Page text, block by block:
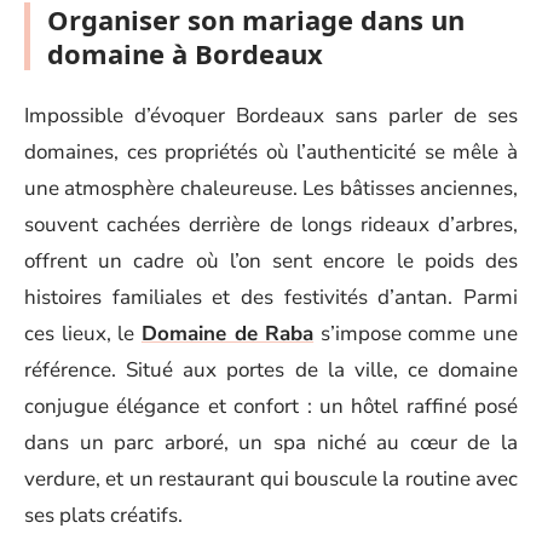
Organiser son mariage dans un
domaine à Bordeaux
Impossible d’évoquer Bordeaux sans parler de ses
domaines, ces propriétés où l’authenticité se mêle à
une atmosphère chaleureuse. Les bâtisses anciennes,
souvent cachées derrière de longs rideaux d’arbres,
offrent un cadre où l’on sent encore le poids des
histoires familiales et des festivités d’antan. Parmi
ces lieux, le Domaine de Raba s’impose comme une
référence. Situé aux portes de la ville, ce domaine
conjugue élégance et confort : un hôtel raffiné posé
dans un parc arboré, un spa niché au cœur de la
verdure, et un restaurant qui bouscule la routine avec
ses plats créatifs.